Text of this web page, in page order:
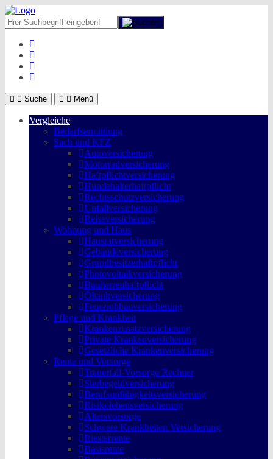
Suche Menü
Vergleiche
Bedarfsermittlung
Sach und KFZ
Autoversicherung
Motorradversicherung
Haftpflichtversicherung
Hundehalterhaftpflicht
Rechtsschutzversicherung
Unfallversicherung
Reiseversicherung
Wohnung und Haus
Hausratversicherung
Gebäudeversicherung
Grundbesitzerhaftpflicht
Photovoltaikversicherung
Bauherrenhaftpflicht
Öltankversicherung
Feuerrohbauversicherung
Pflege und Krankheit
Krankenzusatzversicherung
Private Krankenversicherung
Gesetzliche Krankenversicherung
Rente und Vorsorge
Trauerfall-Vorsorge Rechner
Sterbegeldversicherung
Berufs­unfähigkeitsversicherung
Risikolebensversicherung
Altersvorsorge
Schwere Krankheiten Versicherung
Riesterrente
Basisrente